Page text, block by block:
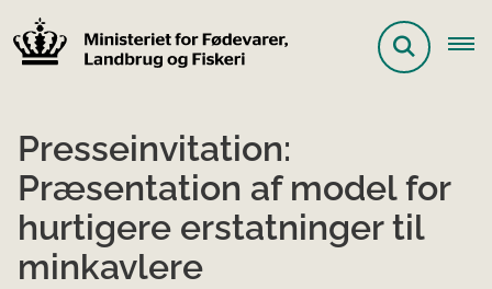
Presseinvitation:
Præsentation af model for
hurtigere erstatninger til
minkavlere